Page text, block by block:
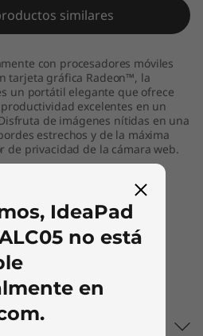
similares
con procesadores móviles
tarjeta gráfica Radeon™, la
un portátil elegante que ofrece
excelentes en un
de imágenes nítidas en una
estrechos y de la máxima
de privacidad de la cámara web.
y algunos puertos/ranuras
- colores sujetos a
IdeaPad
no está
en